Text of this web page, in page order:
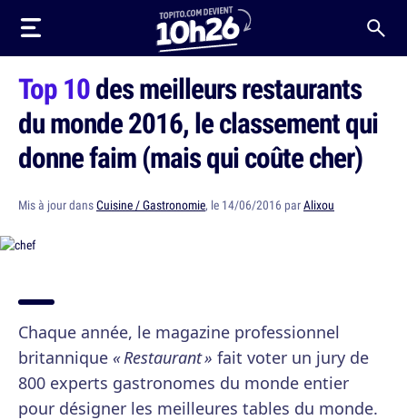
Top 10des meilleurs restaurants
du monde 2016, le classement qui
donne faim (mais qui coûte cher)
Mis à jour dansCuisine / Gastronomie, le 14/06/2016 parAlixou
Chaque année, le magazine professionnel
britannique « Restaurant » fait voter un jury de
800 experts gastronomes du monde entier
pour désigner les meilleures tables du monde.